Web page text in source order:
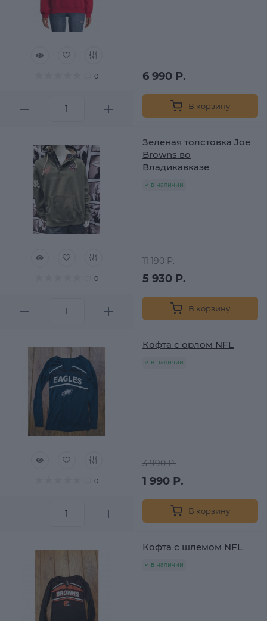
0 6 990 Р.
В корзину
0
Зеленая толстовка Joe
Browns во
Владикавказе
в наличии
11 190 Р.
5 930 Р.
В корзину
0
Кофта с орлом NFL
в наличии
3 990 Р.
1 990 Р.
В корзину
Кофта с шлемом NFL
в наличии